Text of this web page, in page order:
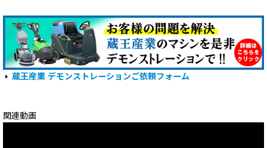
蔵王産業 デモンストレーションご依頼フォーム
関連動画